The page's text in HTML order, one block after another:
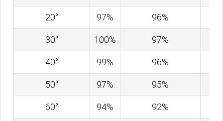
20° 97% 96%
30° 100% 97%
40° 99% 96%
50° 97% 95%
60° 94% 92%